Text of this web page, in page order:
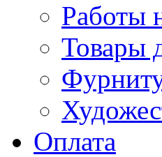
Работы
Товары
Оплата